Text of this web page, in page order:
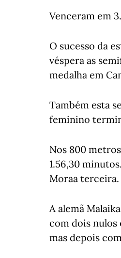
Venceram em
O sucesso da
véspera as
medalha em
Também esta
feminino
Nos 800
1.56,30
Moraa terceira.
A alemã
com dois nulos
mas depois